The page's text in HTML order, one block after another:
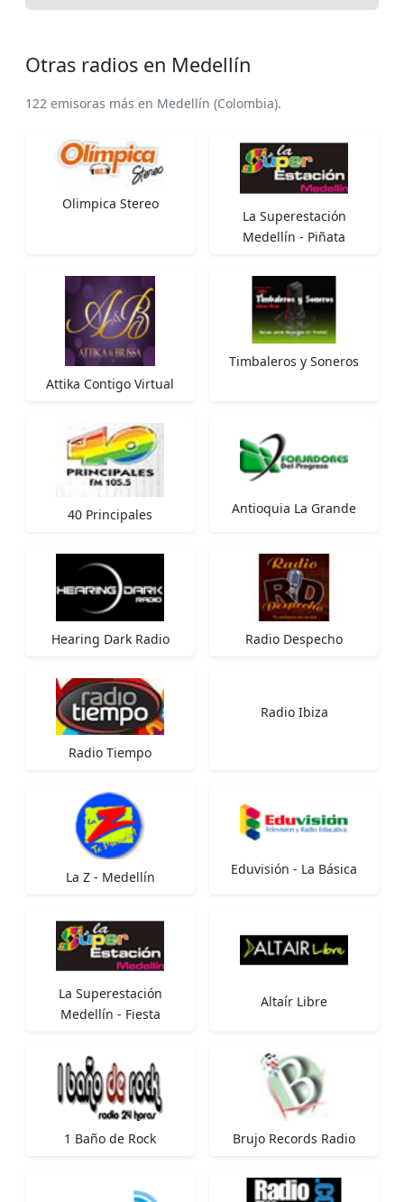
Otras radios en Medellín
122 emisoras más en Medellín (Colombia).
Olimpica Stereo
La Superestación
Medellín - Piñata
Attika Contigo Virtual
Timbaleros y Soneros
40 Principales Antioquia La Grande
Hearing Dark Radio Radio Despecho
Radio Tiempo
Radio Ibiza
La Z - Medellín Eduvisión - La Básica
La Superestación
Medellín - Fiesta
Altaír Libre
1 Baño de Rock Brujo Records Radio